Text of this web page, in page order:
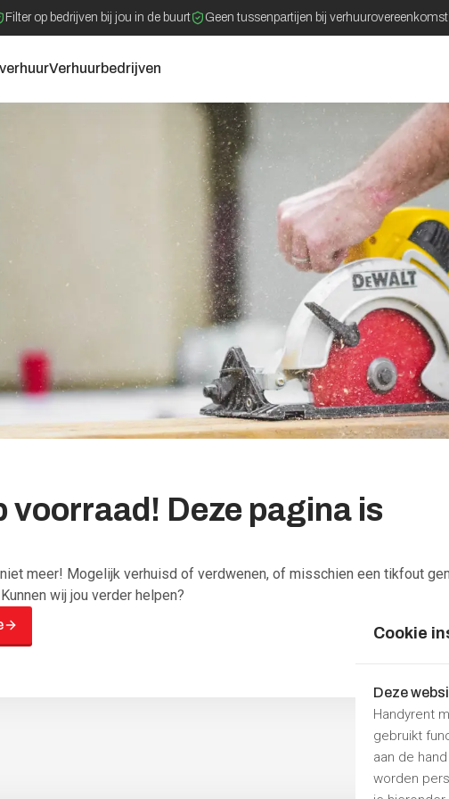
Filter op bedrijven bij jou in de buurt Geen tussenpartijen bij verhuurovereenkomst
Verhuurbedrijven
voorraad! Deze pagina is
meer! Mogelijk verhuisd of verdwenen, of misschien een tikfout
wij jou verder helpen?
Cookie
Deze
Handyrent
gebruikt
aan de
worden